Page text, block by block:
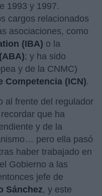
1993 y 1997.
cargos relacionados
asociaciones, como
(IBA) o la
; y ha sido
y de la CNMC)
Competencia (ICN).
al frente del regulador
que ha
y de la
pero ella pasó
haber trabajado en
Gobierno a las
jefe de
Sánchez, y este